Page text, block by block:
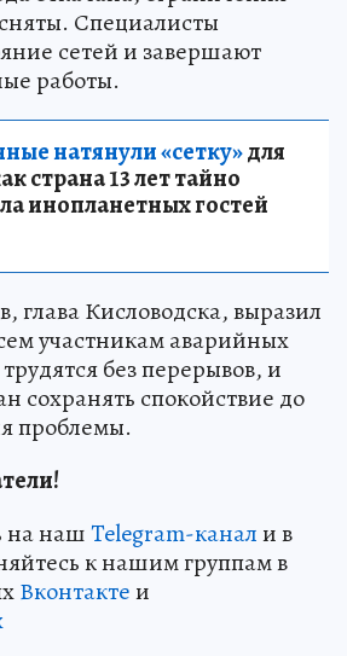
Специалисты
сетей и завершают
работы.
натянули «сетку»для
страна 13 лет тайно
инопланетных гостей
глава Кисловодска, выразил
участникам аварийных
без перерывов, и
сохранять спокойствие до
проблемы.
на нашTelegram-канали в
к нашим группам в
Вконтактеи